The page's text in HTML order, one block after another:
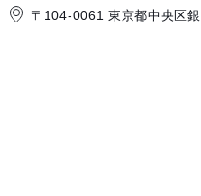
〒104-0061 東京都中央区